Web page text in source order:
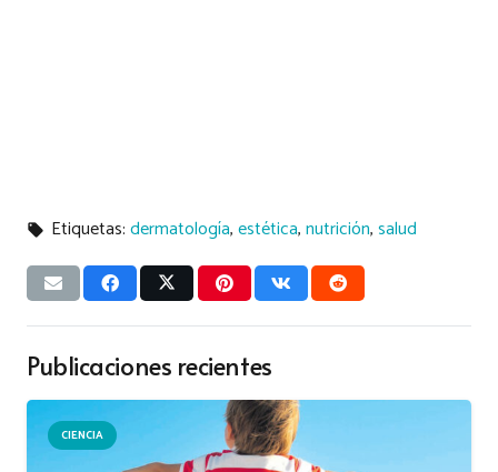
local_offer Etiquetas:dermatología,estética,nutrición,salud
Publicaciones recientes
CIENCIA